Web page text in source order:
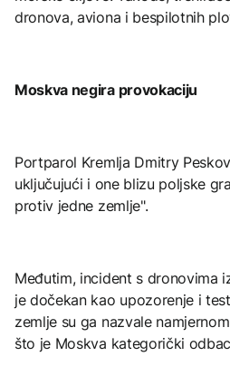
dronova, aviona i bespilotnih
Moskva negira provokaciju
Portparol Kremlja Dmitry
uključujući i one blizu poljske
protiv jedne zemlje".
Međutim, incident s dronovima
je dočekan kao upozorenje i
zemlje su ga nazvale
što je Moskva kategorički